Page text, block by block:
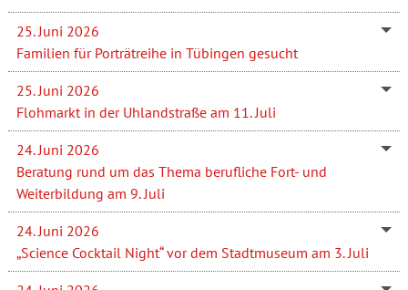
25. Juni 2026
Familien für Porträtreihe in Tübingen gesucht
25. Juni 2026
Flohmarkt in der Uhlandstraße am 11. Juli
24. Juni 2026
Beratung rund um das Thema berufliche Fort- und
Weiterbildung am 9. Juli
24. Juni 2026
„Science Cocktail Night“ vor dem Stadtmuseum am 3. Juli